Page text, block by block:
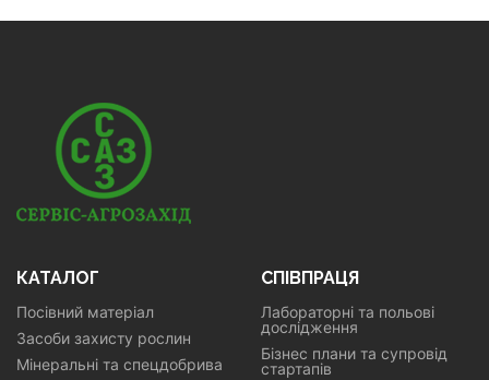
КАТАЛОГ
Посівний матеріал
Засоби захисту рослин
Мінеральні та спецдобрива
СПІВПРАЦЯ
Лабораторні та польові
дослідження
Бізнес плани та супровід
стартапів